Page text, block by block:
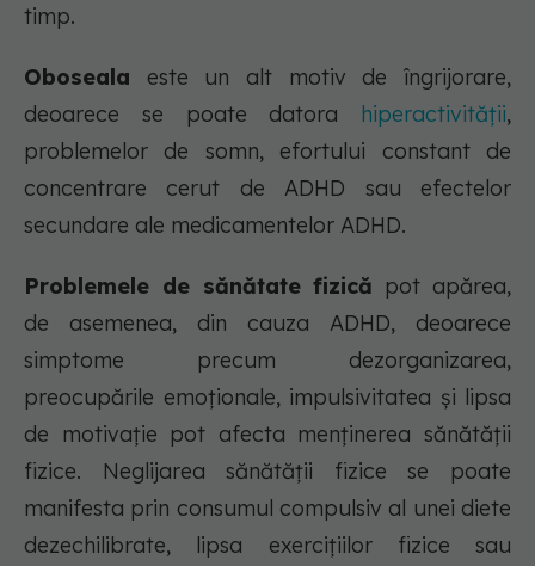
timp.
Oboseala este un alt motiv de îngrijorare,
deoarece se poate datora hiperactivității,
problemelor de somn, efortului constant de
concentrare cerut de ADHD sau efectelor
secundare ale medicamentelor ADHD.
Problemele de sănătate fizică pot apărea,
de asemenea, din cauza ADHD, deoarece
simptome precum dezorganizarea,
preocupările emoționale, impulsivitatea și lipsa
de motivație pot afecta menținerea sănătății
fizice. Neglijarea sănătății fizice se poate
manifesta prin consumul compulsiv al unei diete
dezechilibrate, lipsa exercițiilor fizice sau